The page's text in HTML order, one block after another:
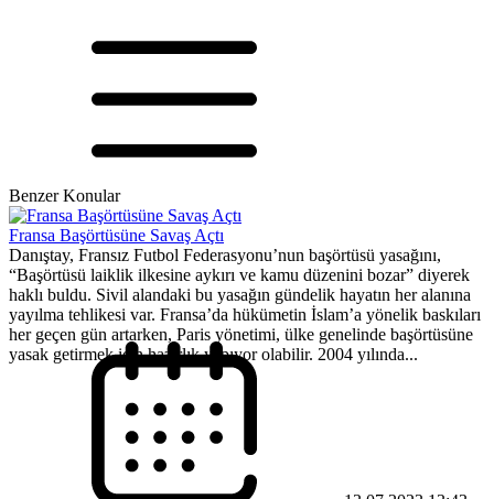
Benzer Konular
Fransa Başörtüsüne Savaş Açtı
Danıştay, Fransız Futbol Federasyonu’nun başörtüsü yasağını,
“Başörtüsü laiklik ilkesine aykırı ve kamu düzenini bozar” diyerek
haklı buldu. Sivil alandaki bu yasağın gündelik hayatın her alanına
yayılma tehlikesi var. Fransa’da hükümetin İslam’a yönelik baskıları
her geçen gün artarken, Paris yönetimi, ülke genelinde başörtüsüne
yasak getirmek için hazırlık yapıyor olabilir. 2004 yılında...